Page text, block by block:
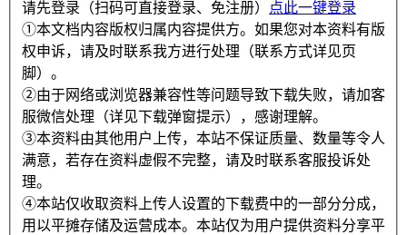
请先登录（扫码可直接登录、免注册）
点此一键登录
①本文档内容版权归属内容提供方。如果您对本资料有版
权申诉，请及时联系我方进行处理（联系方式详见页
脚）。
②由于网络或浏览器兼容性等问题导致下载失败，请加客
服微信处理（详见下载弹窗提示），感谢理解。
③本资料由其他用户上传，本站不保证质量、数量等令人
满意，若存在资料虚假不完整，请及时联系客服投诉处
理。
④本站仅收取资料上传人设置的下载费中的一部分分成，
用以平摊存储及运营成本。本站仅为用户提供资料分享平